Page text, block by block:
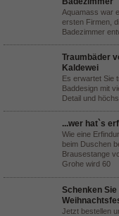
Aquamass war
ersten Firmen,
Badezimmer
Traumbäder
Kaldewei
Es erwartet Sie
Baddesign mit
Detail und
...wer hat`s
Wie eine
beim Duschen
Brausestange
Grohe wird 60
Schenken
Jetzt bestellen